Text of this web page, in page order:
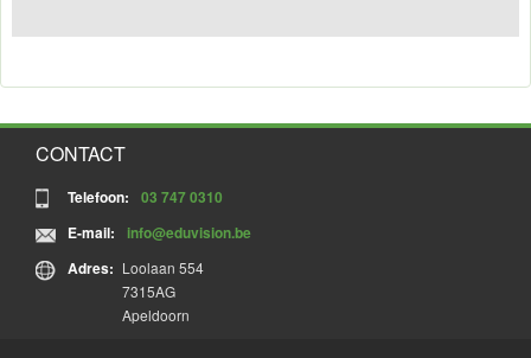
CONTACT
Telefoon:
03 747 0310
E-mail:
info@eduvision.be
Adres: Loolaan 554
7315AG
Apeldoorn